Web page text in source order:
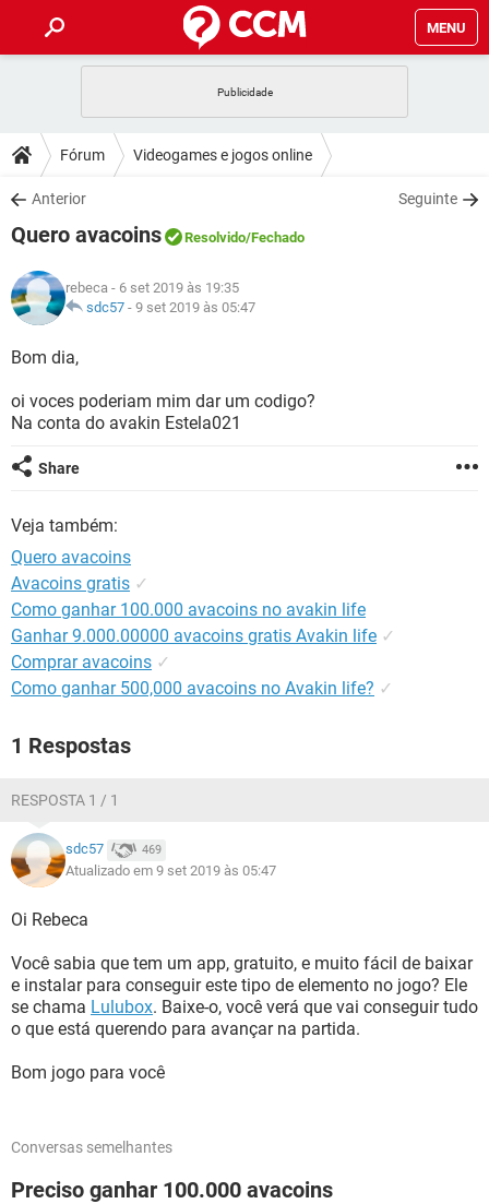
MENU
CELULAR FACEBOOK
OUTLOOK
INSTAGRAM GMAIL
GUIA DE COMPRAS
DICAS
JOGOS WHATSAPP
INSTAGRAM
GUIA DE COMPRAS
DOWNLOADS
JOGOS WHATSAPP
CELULAR
OUTLOOK
INSTAGRAM
FÓRUM
JOGOS
CELULAR
OUTLOOK
INSTAGRAM GMAIL
GLOSSÁRIO
JOGOS
OUTLOOK
INSTAGRAM
Fórum Videogames e jogos online
Anterior Seguinte
Quero avacoins Resolvido/Fechado
rebeca - 6 set 2019 às 19:35
sdc57 - 9 set 2019 às 05:47
Bom dia,
oi voces poderiam mim dar um codigo?
Na conta do avakin Estela021
Share
Veja também:
Quero avacoins
Avacoins gratis ✓
Como ganhar 100.000 avacoins no avakin life
Ganhar 9.000.00000 avacoins gratis Avakin life ✓
Comprar avacoins ✓
Como ganhar 500,000 avacoins no Avakin life? ✓
1 Respostas
RESPOSTA 1 / 1
sdc57 469
Atualizado em 9 set 2019 às 05:47
Oi Rebeca
Você sabia que tem um app, gratuito, e muito fácil de baixar
e instalar para conseguir este tipo de elemento no jogo? Ele
se chama Lulubox. Baixe-o, você verá que vai conseguir tudo
o que está querendo para avançar na partida.
Bom jogo para você
Conversas semelhantes
Preciso ganhar 100.000 avacoins